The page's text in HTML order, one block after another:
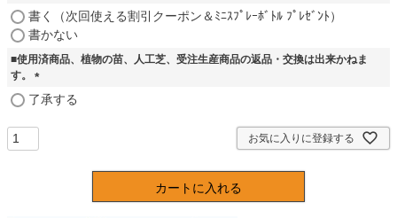
(
)
書く（次回使える割引クーポン＆ﾐﾆｽﾌﾟﾚｰﾎﾞﾄﾙ ﾌﾟﾚｾﾞﾝﾄ）
書かない
■使用済商品、植物の苗、人工芝、受注生産商品の返品・交換は出来かねま
す。
(
須
了承する
お気に入りに登録する
カートに入れる